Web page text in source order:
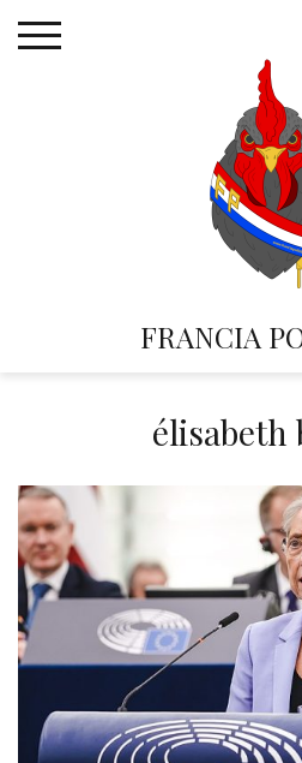
FRANCIA
élisabeth